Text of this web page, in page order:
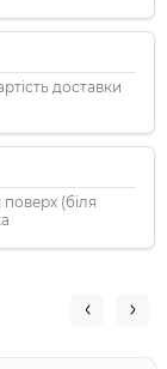
доставки
поверх (біля